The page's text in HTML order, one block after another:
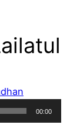
00:00